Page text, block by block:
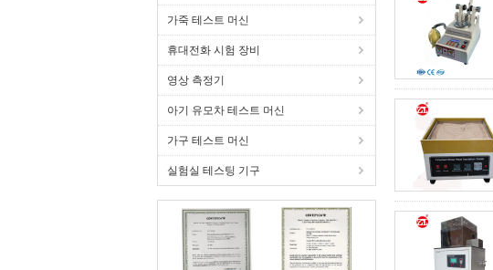
가죽 테스트 머신
휴대전화 시험 장비
영상 측정기
아기 유모차 테스트 머신
가구 테스트 머신
실험실 테스팅 기구